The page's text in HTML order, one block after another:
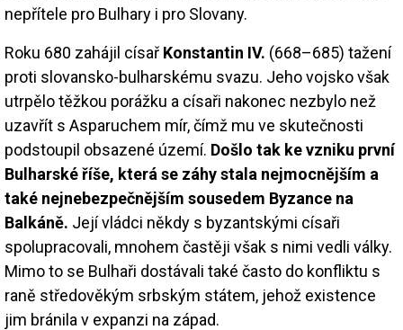
nepřítele pro Bulhary i pro Slovany.
Roku 680 zahájil císař Konstantin IV. (668–685) tažení
proti slovansko-bulharskému svazu. Jeho vojsko však
utrpělo těžkou porážku a císaři nakonec nezbylo než
uzavřít s Asparuchem mír, čímž mu ve skutečnosti
podstoupil obsazené území. Došlo tak ke vzniku první
Bulharské říše, která se záhy stala nejmocnějším a
také nejnebezpečnějším sousedem Byzance na
Balkáně. Její vládci někdy s byzantskými císaři
spolupracovali, mnohem častěji však s nimi vedli války.
Mimo to se Bulhaři dostávali také často do konfliktu s
raně středověkým srbským státem, jehož existence
jim bránila v expanzi na západ.